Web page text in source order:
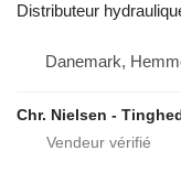
Distributeur
Danemark,
Chr. Nielsen -